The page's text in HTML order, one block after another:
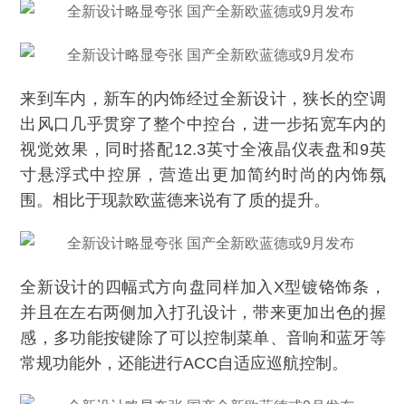
来到车内，新车的内饰经过全新设计，狭长的空调
出风口几乎贯穿了整个中控台，进一步拓宽车内的
视觉效果，同时搭配12.3英寸全液晶仪表盘和9英
寸悬浮式中控屏，营造出更加简约时尚的内饰氛
围。相比于现款欧蓝德来说有了质的提升。
全新设计的四幅式方向盘同样加入X型镀铬饰条，
并且在左右两侧加入打孔设计，带来更加出色的握
感，多功能按键除了可以控制菜单、音响和蓝牙等
常规功能外，还能进行ACC自适应巡航控制。